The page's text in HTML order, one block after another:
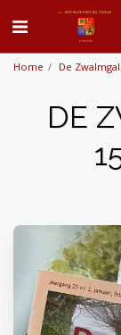
Home De
DE